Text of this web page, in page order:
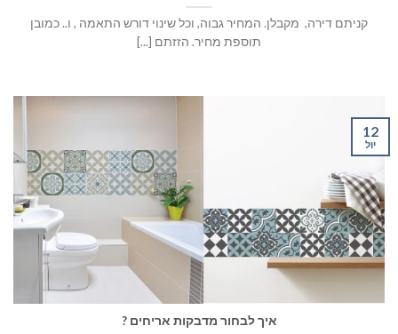
קניתם דירה, מקבלן. המחיר גבוה, וכל שינוי דורש התאמה , ו.. כמובן
תוספת מחיר. הזזתם [...]
איך לבחור מדבקות אריחים ?
12
יול